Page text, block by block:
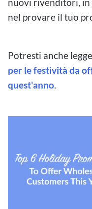
nuovi rivenditori, in
nel provare il tuo
Potresti anche
per le festività da
quest'anno.